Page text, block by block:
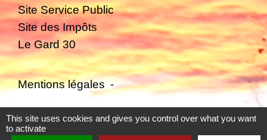
Site Service Public
Site des Impôts
Le Gard 30
Mentions légales -
Politique de confidentialité - Accessibilité -
This site uses cookies and gives you control over what you want
to activate